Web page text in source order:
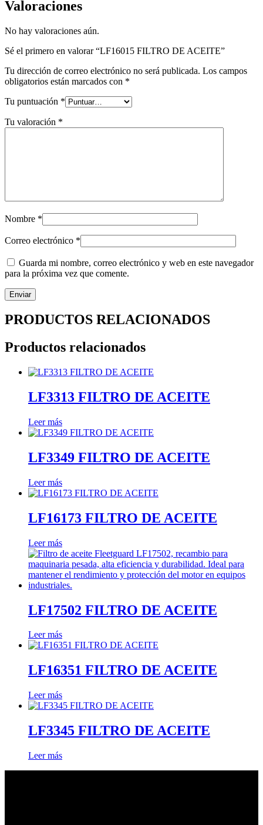
Valoraciones
No hay valoraciones aún.
Sé el primero en valorar “LF16015 FILTRO DE ACEITE”
Tu dirección de correo electrónico no será publicada. Los campos
obligatorios están marcados con *
Tu puntuación *
Tu valoración *
Nombre *
Correo electrónico *
Guarda mi nombre, correo electrónico y web en este navegador
para la próxima vez que comente.
PRODUCTOS RELACIONADOS
Productos relacionados
LF3313 FILTRO DE ACEITE
Leer más
LF3349 FILTRO DE ACEITE
Leer más
LF16173 FILTRO DE ACEITE
Leer más
LF17502 FILTRO DE ACEITE
Leer más
LF16351 FILTRO DE ACEITE
Leer más
LF3345 FILTRO DE ACEITE
Leer más